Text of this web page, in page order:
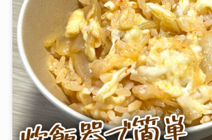
パン
魚のおかず
芋類・副菜
シチュー・汁物
粉もの